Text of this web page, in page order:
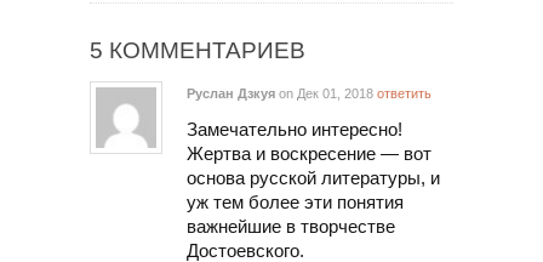
5 КОММЕНТАРИЕВ
Руслан Дзкуя on Дек 01, 2018 ответить
Замечательно интересно!
Жертва и воскресение — вот
основа русской литературы, и
уж тем более эти понятия
важнейшие в творчестве
Достоевского.